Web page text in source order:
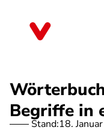
Begriffe in
Stand:18.